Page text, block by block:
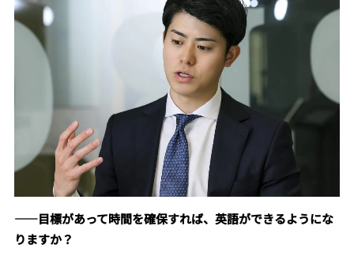
――目標があって時間を確保すれば、英語ができるようにな
りますか？